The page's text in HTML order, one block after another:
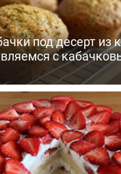
под десерт из
с